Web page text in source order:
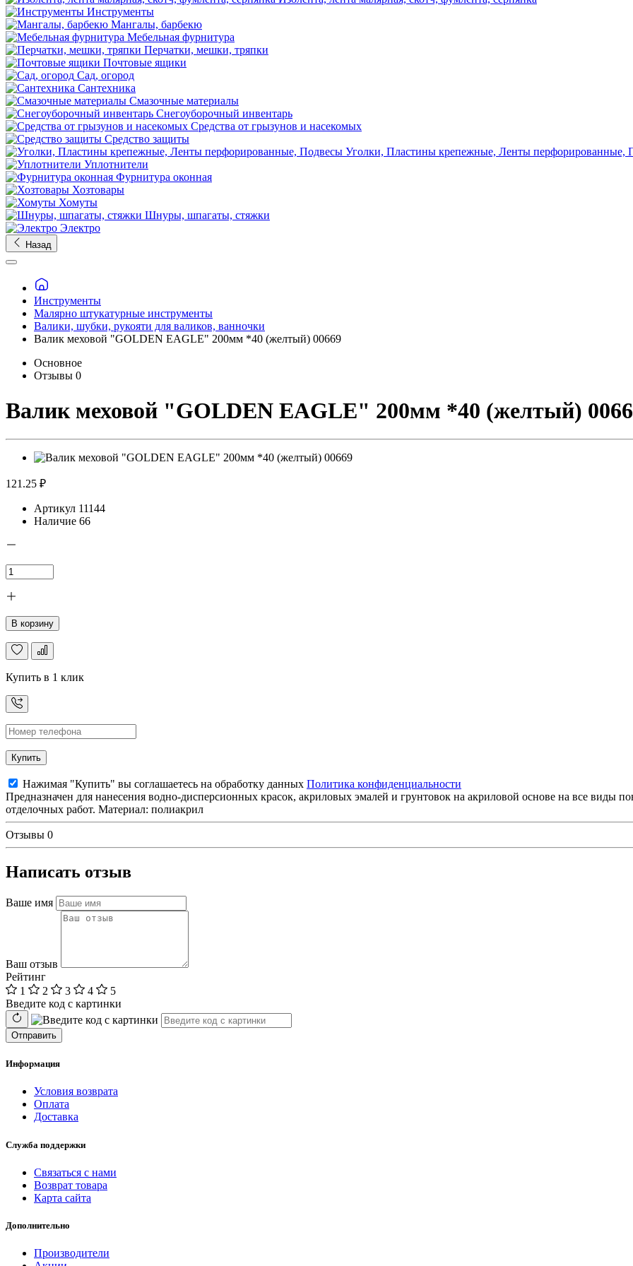
Инструменты
Мангалы, барбекю
Мебельная фурнитура
Перчатки, мешки, тряпки
Почтовые ящики
Сад, огород
Сантехника
Смазочные материалы
Снегоуборочный инвентарь
Средства от грызунов и насекомых
Средство защиты
Уголки, Пластины крепежные, Ленты перфорированные,
Уплотнители
Фурнитура оконная
Хозтовары
Хомуты
Шнуры, шпагаты, стяжки
Электро
Назад
Инструменты
Малярно штукатурные инструменты
Валики, шубки, рукояти для валиков, ванночки
Валик меховой "GOLDEN EAGLE" 200мм *40 (желтый) 00669
Основное
Отзывы 0
Валик меховой "GOLDEN EAGLE" 200мм *40 (желтый)
121.25 ₽
Артикул 11144
Наличие 66
В корзину
Купить в 1 клик
Купить
Нажимая "Купить" вы соглашаетесь на обработку данных Политика конфиденциальности
Предназначен для нанесения водно-дисперсионных красок, акриловых эмалей и грунтовок на акриловой основе на все виды
отделочных работ. Материал: полиакрил
Отзывы 0
Написать отзыв
Ваше имя
Ваш отзыв
Рейтинг
1
2 3 4
5
Введите код с картинки
Отправить
Информация
Условия возврата
Оплата
Доставка
Служба поддержки
Связаться с нами
Возврат товара
Карта сайта
Дополнительно
Производители